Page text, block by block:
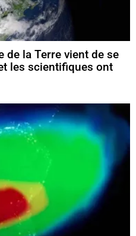
de la Terre vient de se
les scientifiques ont